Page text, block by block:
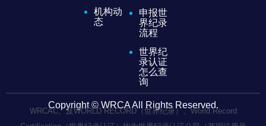
机构动
态
申报世
界纪录
流程
世界纪
录认证
怎么查
询
Copyright © WRCA All Rights Reserved.
WRCAC、及WORLD RECORD（世界纪录）、World Record